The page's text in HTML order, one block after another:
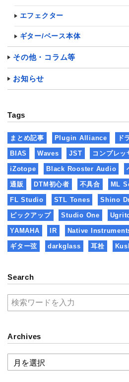
エフェクター
ギター/ベース本体
その他・コラム等
お知らせ
Tags
まとめ記事 Plugin Alliance ド
BIAS Waves JST コンプレッ
iZotope Black Rooster Audio
通販 DTM初心者 不具合 ML
FL Studio STL Tones Shino
ピックアップ Studio One
YAMAHA IR Native
ギター弦 darkglass 耳栓
Search
Archives